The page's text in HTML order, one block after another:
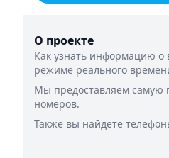
О проекте
Как узнать информацию о
режиме реального
Мы предоставляем самую
номеров.
Также вы найдете